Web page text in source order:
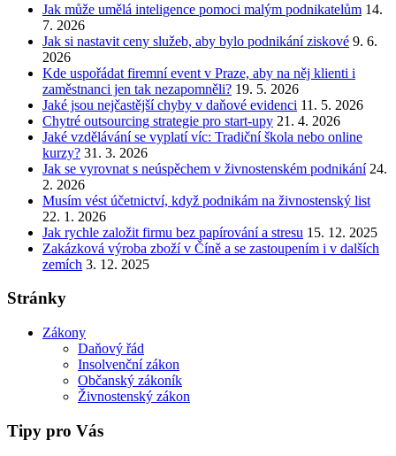
Jak může umělá inteligence pomoci malým podnikatelům 14.
7. 2026
Jak si nastavit ceny služeb, aby bylo podnikání ziskové 9. 6.
2026
Kde uspořádat firemní event v Praze, aby na něj klienti i
zaměstnanci jen tak nezapomněli? 19. 5. 2026
Jaké jsou nejčastější chyby v daňové evidenci 11. 5. 2026
Chytré outsourcing strategie pro start-upy 21. 4. 2026
Jaké vzdělávání se vyplatí víc: Tradiční škola nebo online
kurzy? 31. 3. 2026
Jak se vyrovnat s neúspěchem v živnostenském podnikání 24.
2. 2026
Musím vést účetnictví, když podnikám na živnostenský list
22. 1. 2026
Jak rychle založit firmu bez papírování a stresu 15. 12. 2025
Zakázková výroba zboží v Číně a se zastoupením i v dalších
zemích 3. 12. 2025
Stránky
Zákony
Daňový řád
Insolvenční zákon
Občanský zákoník
Živnostenský zákon
Tipy pro Vás